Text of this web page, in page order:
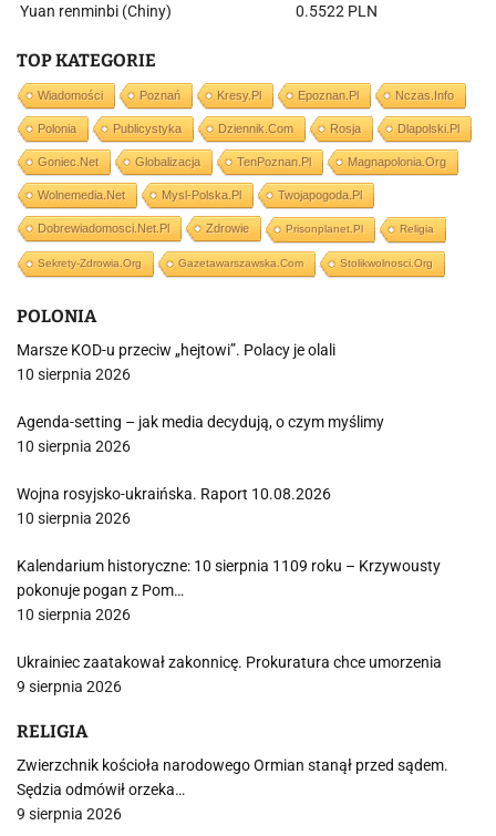
Yuan renminbi (Chiny) 0.5522 PLN
TOP KATEGORIE
Wiadomości Poznań Kresy.pl Epoznan.pl Nczas.info
Polonia Publicystyka Dziennik.com Rosja Dlapolski.pl
Goniec.net Globalizacja TenPoznan.pl Magnapolonia.org
Wolnemedia.net Mysl-Polska.pl Twojapogoda.pl
Dobrewiadomosci.net.pl Zdrowie Prisonplanet.pl Religia
Sekrety-Zdrowia.org Gazetawarszawska.com Stolikwolnosci.org
POLONIA
Marsze KOD-u przeciw „hejtowi”. Polacy je olali
10 sierpnia 2026
Agenda-setting – jak media decydują, o czym myślimy
10 sierpnia 2026
Wojna rosyjsko-ukraińska. Raport 10.08.2026
10 sierpnia 2026
Kalendarium historyczne: 10 sierpnia 1109 roku – Krzywousty
pokonuje pogan z Pom…
10 sierpnia 2026
Ukrainiec zaatakował zakonnicę. Prokuratura chce umorzenia
9 sierpnia 2026
RELIGIA
Zwierzchnik kościoła narodowego Ormian stanął przed sądem.
Sędzia odmówił orzeka…
9 sierpnia 2026